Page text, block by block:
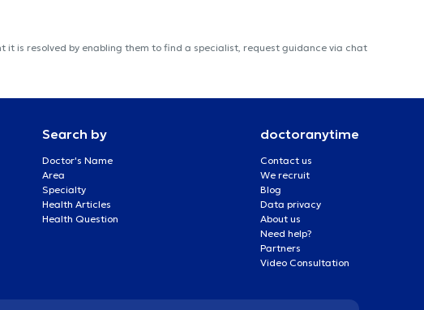
is resolved by enabling them to find a specialist, request guidance via chat
Search by
Doctor's Name
Area
Specialty
Health Articles
Health Question
doctoranytime
Contact us
We recruit
Blog
Data privacy
About us
Need help?
Partners
Video Consultation